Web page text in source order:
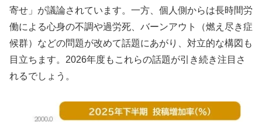
寄せ」が議論されています。一方、個人側からは長時間労
働による心身の不調や過労死、バーンアウト（燃え尽き症
候群）などの問題が改めて話題にあがり、対立的な構図も
目立ちます。2026年度もこれらの話題が引き続き注目さ
れるでしょう。